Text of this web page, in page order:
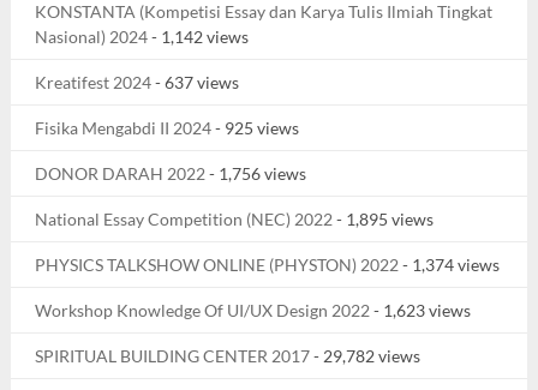
KONSTANTA (Kompetisi Essay dan Karya Tulis Ilmiah Tingkat
Nasional) 2024- 1,142 views
Kreatifest 2024- 637 views
Fisika Mengabdi II 2024- 925 views
DONOR DARAH 2022 - 1,756 views
National Essay Competition (NEC) 2022 - 1,895 views
PHYSICS TALKSHOW ONLINE (PHYSTON) 2022 - 1,374 views
Workshop Knowledge Of UI/UX Design 2022 - 1,623 views
SPIRITUAL BUILDING CENTER 2017- 29,782 views